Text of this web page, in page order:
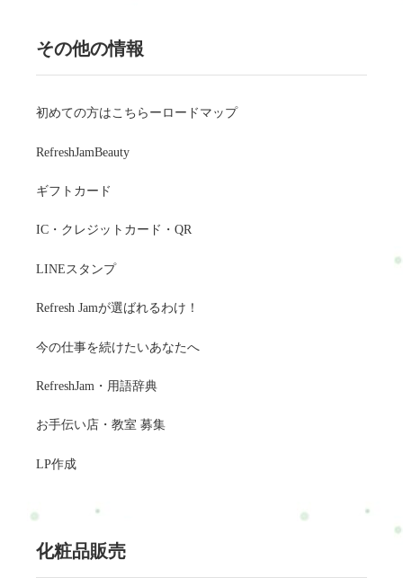
その他の情報
初めての方はこちらーロードマップ
RefreshJamBeauty
ギフトカード
IC・クレジットカード・QR
LINEスタンプ
Refresh Jamが選ばれるわけ！
今の仕事を続けたいあなたへ
RefreshJam・用語辞典
お手伝い店・教室 募集
LP作成
化粧品販売